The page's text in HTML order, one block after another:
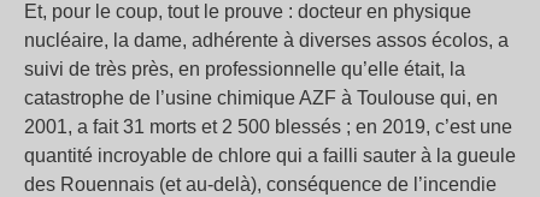
Et, pour le coup, tout le prouve : docteur en physique
nucléaire, la dame, adhérente à diverses assos écolos, a
suivi de très près, en professionnelle qu’elle était, la
catastrophe de l’usine chimique AZF à Toulouse qui, en
2001, a fait 31 morts et 2 500 blessés ; en 2019, c’est une
quantité incroyable de chlore qui a failli sauter à la gueule
des Rouennais (et au-delà), conséquence de l’incendie